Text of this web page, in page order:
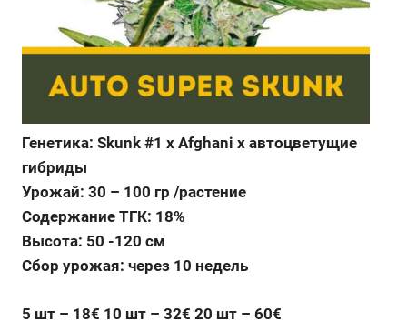
Генетика: Skunk #1 x Afghani x автоцветущие
гибриды
Урожай: 30 – 100 гр /растение
Содержание ТГК: 18%
Высота: 50 -120 см
Сбор урожая: через 10 недель
5 шт – 18€ 10 шт – 32€ 20 шт – 60€